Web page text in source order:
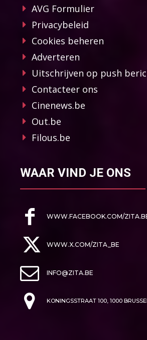
AVG Formulier
Privacybeleid
Cookies beheren
Adverteren
Uitschrijven op push
Contacteer ons
Cinenews.be
Out.be
Filous.be
WAAR VIND JE ONS
WWW.FACEBOOK.COM/
WWW.X.COM/ZITA_BE
INFO@ZITA.BE
KONINGSSTRAAT 100, 1000 BRUSSEL